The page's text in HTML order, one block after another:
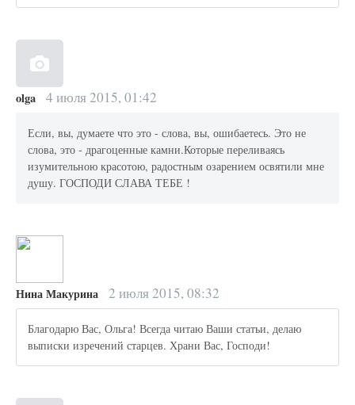
olga 4 июля 2015, 01:42
Если, вы, думаете что это - слова, вы, ошибаетесь. Это не
слова, это - драгоценные камни.Которые переливаясь
изумительною красотою, радостным озарением освятили мне
душу. ГОСПОДИ СЛАВА ТЕБЕ !
Нина Макурина 2 июля 2015, 08:32
Благодарю Вас, Ольга! Всегда читаю Ваши статьи, делаю
выписки изречений старцев. Храни Вас, Господи!